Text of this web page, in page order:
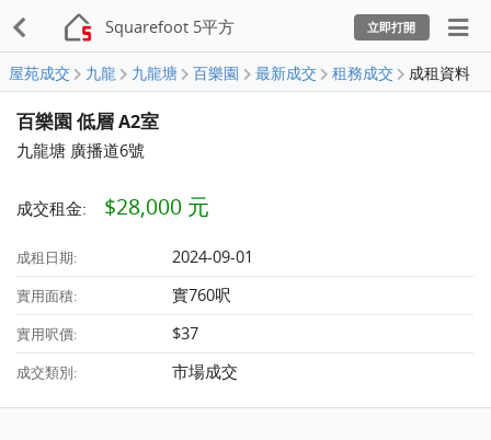
Squarefoot 5平方 立即打開
屋苑成交 九龍 九龍塘 百樂園 最新成交 租務成交 成租資料
百樂園 低層 A2室
九龍塘 廣播道6號
成交租金: $28,000 元
成租日期: 2024-09-01
實用面積: 實760呎
實用呎價: $37
成交類別: 市場成交